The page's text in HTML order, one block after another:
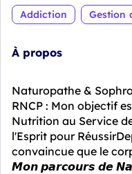
Addiction Gestion
À propos
Naturopathe &
RNCP : Mon objectif
Nutrition au Service
l'Esprit pour
convaincue que le
𝙈𝙤𝙣 𝙥𝙖𝙧𝙘𝙤𝙪𝙧𝙨 𝙙𝙚